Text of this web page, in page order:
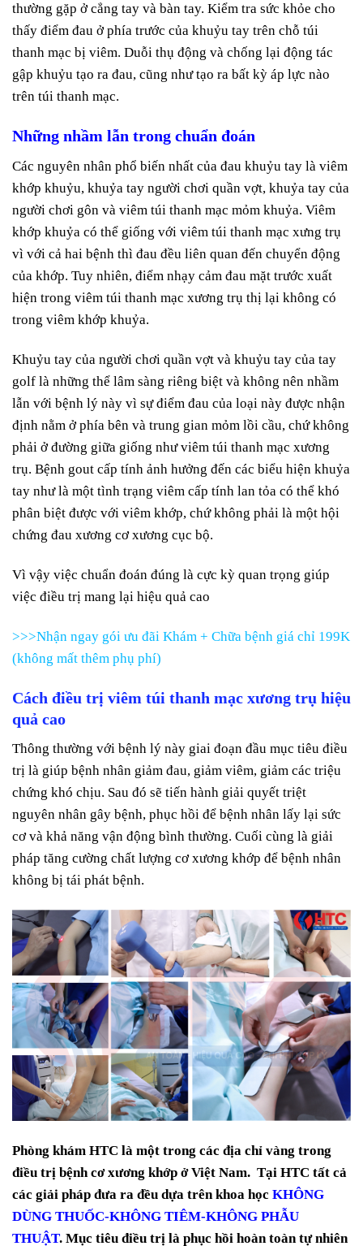
thường gặp ở cẳng tay và bàn tay. Kiểm tra sức khỏe cho
thấy điểm đau ở phía trước của khuỷu tay trên chỗ túi
thanh mạc bị viêm. Duỗi thụ động và chống lại động tác
gập khuỷu tạo ra đau, cũng như tạo ra bất kỳ áp lực nào
trên túi thanh mạc.
Những nhầm lẫn trong chuẩn đoán
Các nguyên nhân phổ biến nhất của đau khuỷu tay là viêm
khớp khuỷu, khuỷa tay người chơi quần vợt, khuỷa tay của
người chơi gôn và viêm túi thanh mạc mỏm khuỷa. Viêm
khớp khuỷa có thể giống với viêm túi thanh mạc xưng trụ
vì với cả hai bệnh thì đau đều liên quan đến chuyển động
của khớp. Tuy nhiên, điểm nhạy cảm đau mặt trước xuất
hiện trong viêm túi thanh mạc xương trụ thị lại không có
trong viêm khớp khuỷa.
Khuỷu tay của người chơi quần vợt và khuỷu tay của tay
golf là những thể lâm sàng riêng biệt và không nên nhầm
lẫn với bệnh lý này vì sự điểm đau của loại này được nhận
định nằm ở phía bên và trung gian mỏm lồi cầu, chứ không
phải ở đường giữa giống như viêm túi thanh mạc xương
trụ. Bệnh gout cấp tính ảnh hưởng đến các biểu hiện khuỷa
tay như là một tình trạng viêm cấp tính lan tỏa có thể khó
phân biệt được với viêm khớp, chứ không phải là một hội
chứng đau xương cơ xương cục bộ.
Vì vậy việc chuẩn đoán đúng là cực kỳ quan trọng giúp
việc điều trị mang lại hiệu quả cao
>>>Nhận ngay gói ưu đãi Khám + Chữa bệnh giá chỉ 199K
(không mất thêm phụ phí)
Cách điều trị viêm túi thanh mạc xương trụ hiệu
quả cao
Thông thường với bệnh lý này giai đoạn đầu mục tiêu điều
trị là giúp bệnh nhân giảm đau, giảm viêm, giảm các triệu
chứng khó chịu. Sau đó sẽ tiến hành giải quyết triệt
nguyên nhân gây bệnh, phục hồi để bệnh nhân lấy lại sức
cơ và khả năng vận động bình thường. Cuối cùng là giải
pháp tăng cường chất lượng cơ xương khớp để bệnh nhân
không bị tái phát bệnh.
Phòng khám HTC là một trong các địa chỉ vàng trong
điều trị bệnh cơ xương khớp ở Việt Nam. Tại HTC tất cả
các giải pháp đưa ra đều dựa trên khoa học KHÔNG
DÙNG THUỐC-KHÔNG TIÊM-KHÔNG PHẪU
THUẬT. Mục tiêu điều trị là phục hồi hoàn toàn tự nhiên